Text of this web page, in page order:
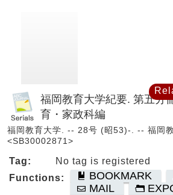
福岡教育大学紀要. 第五分
育・家政科編
福岡教育大学. -- 28号 (昭53)-. -- 福岡
<SB30002871>
Tag:
No tag is registered
Functions:
BOOKMARK
MAIL